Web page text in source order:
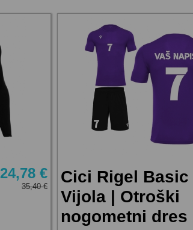
24,78 €
35,40 €
Cici Rigel Basic
Vijola | Otroški
nogometni dres